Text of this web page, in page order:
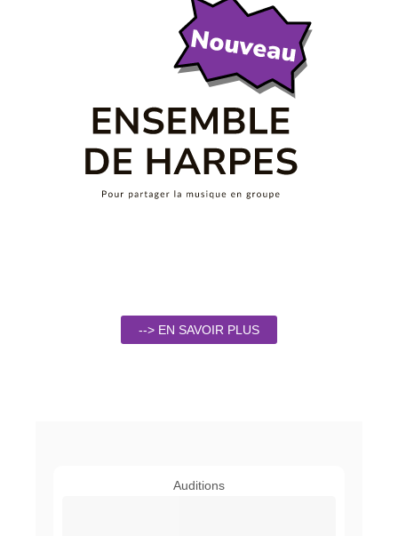
--> EN SAVOIR PLUS
Auditions